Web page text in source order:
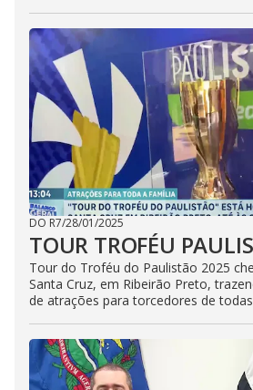
DO R7/28/01/2025
TOUR TROFÉU
Tour do Troféu do Paulistão 2025
Santa Cruz, em Ribeirão Preto,
de atrações para torcedores de